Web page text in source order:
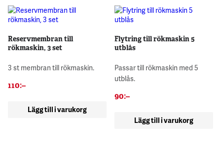
Reservmembran till
rökmaskin, 3 set
3 st membran till rökmaskin.
110:–
Lägg till i varukorg
Flytring till rökmaskin 5
utblås
Passar till rökmaskin med 5
utblås.
90:–
Lägg till i varukorg